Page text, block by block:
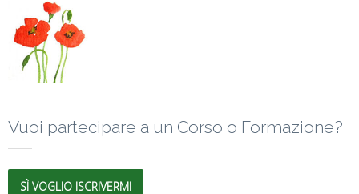
Vuoi partecipare a un Corso o Formazione?
SÌ VOGLIO ISCRIVERMI